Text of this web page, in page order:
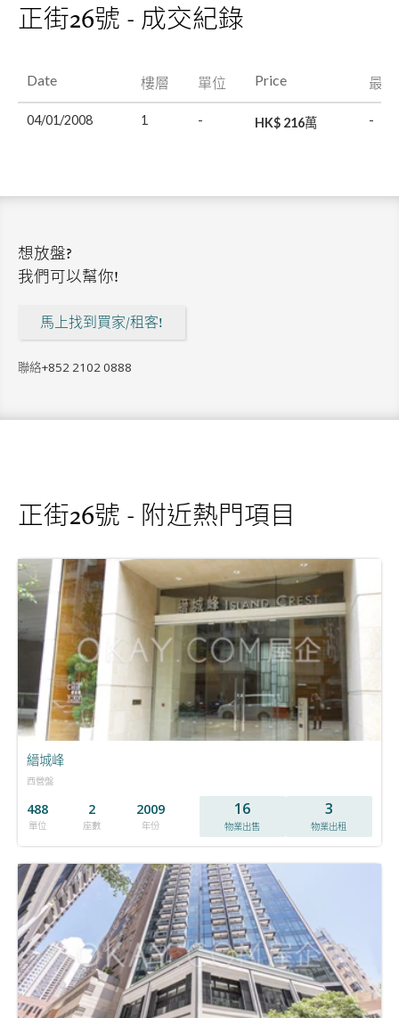
正街26號 - 成交紀錄
Date 樓層 單位 Price 最
04/01/2008 1 - HK$ 216萬 -
想放盤?
我們可以幫你!
馬上找到買家/租客!
聯絡+852 2102 0888
正街26號 - 附近熱門項目
縉城峰
西營盤
488
單位
2
座數
2009
年份
16
物業出售
3
物業出租